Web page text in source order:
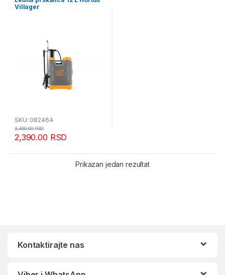
Villager
SKU: 082464
2,390.00 RSD
3,490.00RSD
Prikazan jedan rezultat
Kontaktirajte nas